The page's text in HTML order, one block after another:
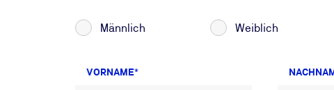
Männlich Weiblich
VORNAME